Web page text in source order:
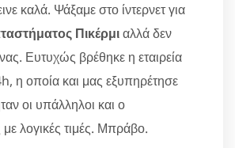
καλά. Ψάξαμε στο ίντερνετ για
Πικέρμιαλλά δεν
Ευτυχώς βρέθηκε η εταιρεία
η οποία και μας εξυπηρέτησε
οι υπάλληλοι και ο
με λογικές τιμές. Μπράβο.